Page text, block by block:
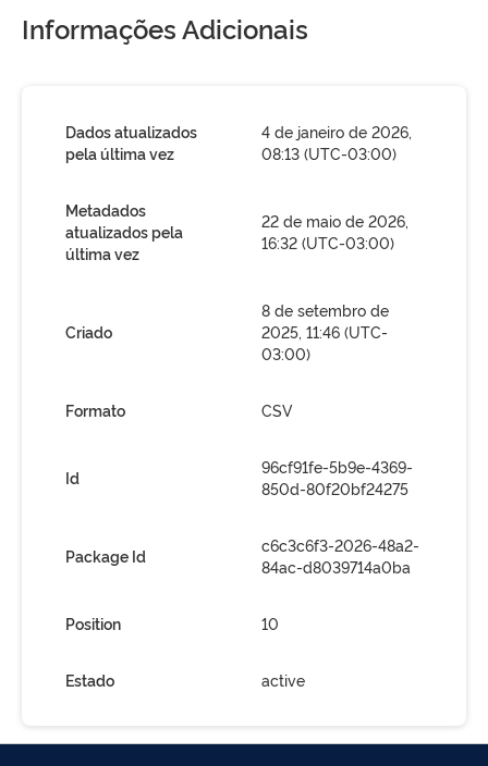
Informações Adicionais
Dados atualizados
pela última vez
4 de janeiro de 2026,
08:13 (UTC-03:00)
Metadados
atualizados pela
última vez
22 de maio de 2026,
16:32 (UTC-03:00)
Criado
8 de setembro de
2025, 11:46 (UTC-
03:00)
Formato CSV
Id
96cf91fe-5b9e-4369-
850d-80f20bf24275
Package Id
c6c3c6f3-2026-48a2-
84ac-d8039714a0ba
Position 10
Estado active